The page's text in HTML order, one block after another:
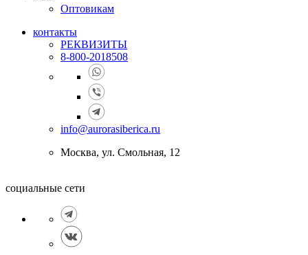
Оптовикам
контакты
РЕКВИЗИТЫ
8-800-2018508
info@aurorasiberica.ru
Москва, ул. Смольная, 12
социальные сети